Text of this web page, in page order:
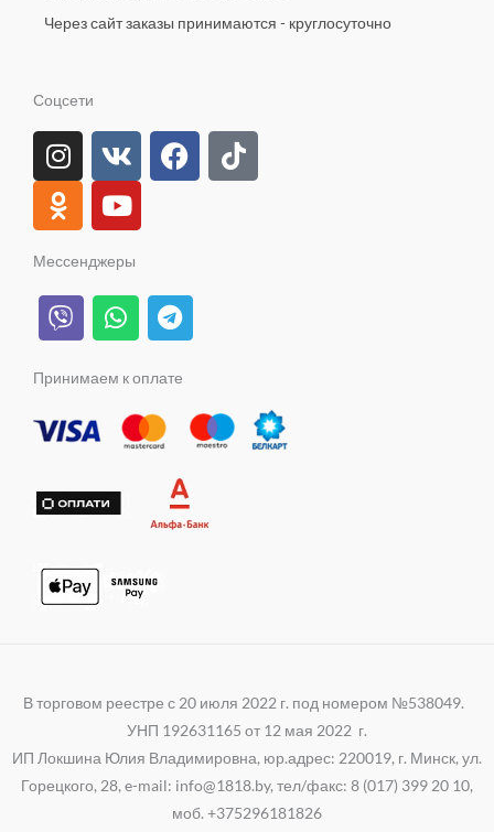
Через сайт заказы принимаются - круглосуточно
Соцсети
I
n
s
t
a
r
a
V
k
F
a
o
k
T
i
O
d
n
o
k
a
s
n
i
k
Y
o
u
t
u
b
e
Мессенджеры
V
i
e
W
h
t
a
p
T
e
e
m
Принимаем к оплате
В торговом реестре с 20 июля 2022 г. под номером №538049.
УНП 192631165 от 12 мая 2022 г.
ИП Локшина Юлия Владимировна, юр.адрес: 220019, г. Минск, ул.
Горецкого, 28, e-mail: info@1818.by, тел/факс: 8 (017) 399 20 10,
моб. +375296181826